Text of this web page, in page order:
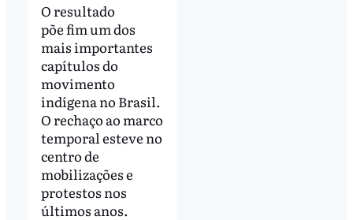
O resultado
põe fim um dos
mais importantes
capítulos do
movimento
indígena no Brasil.
O rechaço ao marco
temporal esteve no
centro de
mobilizações e
protestos nos
últimos anos.